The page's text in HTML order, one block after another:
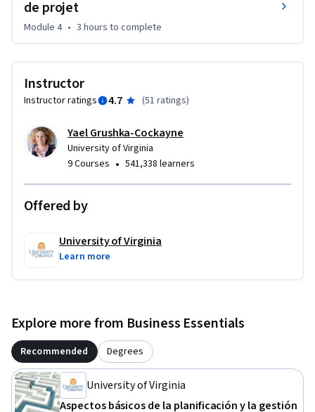
de projet
Module 4 • 3 hours to complete
Instructor
Instructor ratings 4.7 (51 ratings)
Yael Grushka-Cockayne
University of Virginia
9 Courses • 541,338 learners
Offered by
University of Virginia
Learn more
Explore more from Business Essentials
Recommended Degrees
University of Virginia
Aspectos básicos de la planificación y la gestión